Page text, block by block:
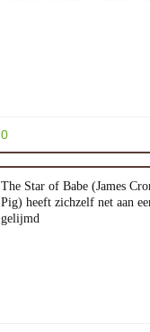
0
The Star of Babe (James
Pig) heeft zichzelf net aan
gelijmd